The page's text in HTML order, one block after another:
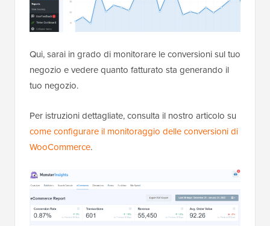
Qui, sarai in grado di monitorare le conversioni sul tuo
negozio e vedere quanto fatturato sta generando il
tuo negozio.
Per istruzioni dettagliate, consulta il nostro articolo su
come configurare il monitoraggio delle conversioni di
WooCommerce.